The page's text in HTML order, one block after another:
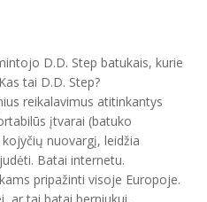
D.D. Step batukais, kurie
tai D.D. Step?
reikalavimus atitinkantys
įtvarai (batuko
nuovargį, leidžia
Batai internetu.
pripažinti visoje Europoje.
ar tai batai berniukui,